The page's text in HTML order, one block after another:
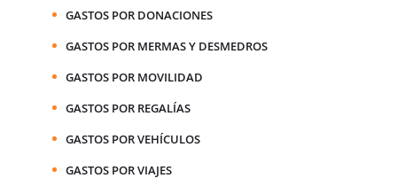
GASTOS POR DONACIONES
GASTOS POR MERMAS Y DESMEDROS
GASTOS POR MOVILIDAD
GASTOS POR REGALÍAS
GASTOS POR VEHÍCULOS
GASTOS POR VIAJES